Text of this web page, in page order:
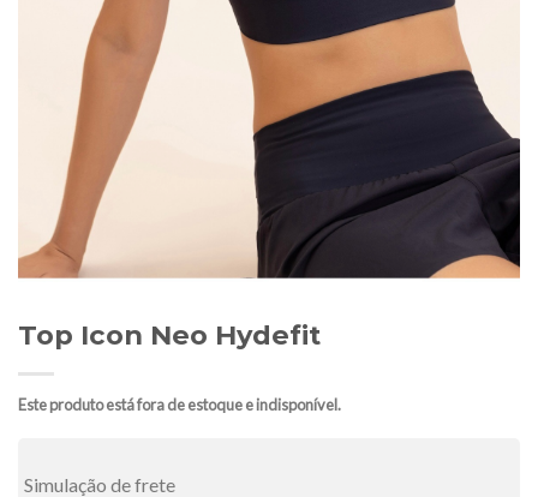
Top Icon Neo Hydefit
Este produto está fora de estoque e indisponível.
Simulação de frete